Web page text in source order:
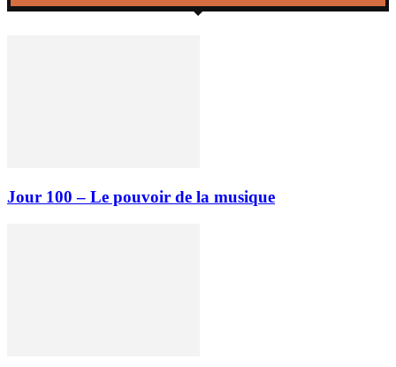
Jour 100 – Le pouvoir de la musique